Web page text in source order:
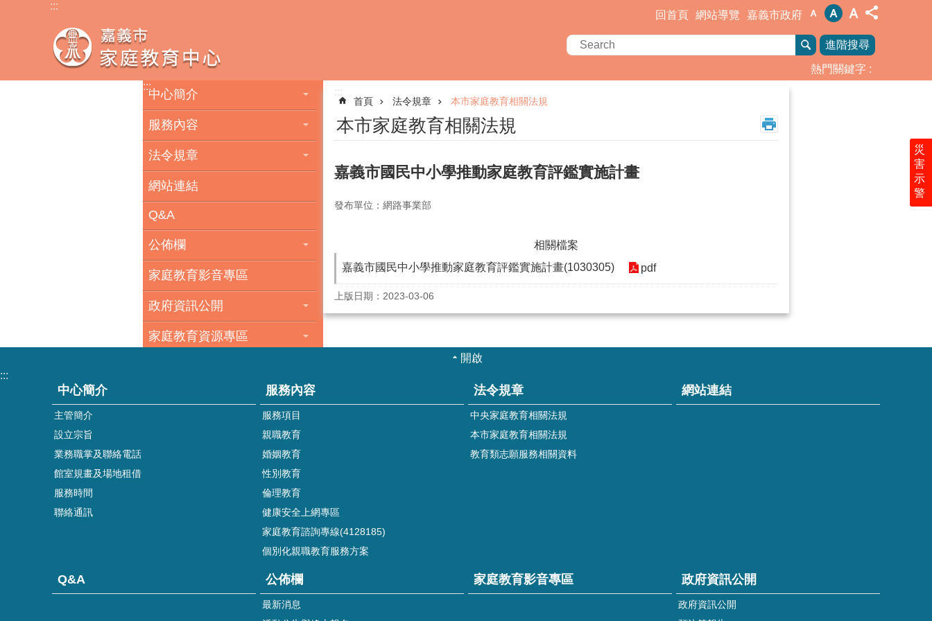
跳到主要內容區塊
:::
回首頁 網站導覽 嘉義市政府
進階搜尋
熱門關鍵字
災
害
示
警
:::
中心簡介
服務內容
法令規章
網站連結
Q&A
公佈欄
家庭教育影音專區
政府資訊公開
家庭教育資源專區
:::
首頁 法令規章 本市家庭教育相關法規
本市家庭教育相關法規
嘉義市國民中小學推動家庭教育評鑑實施計畫
發布單位：網路事業部
相關檔案
嘉義市國民中小學推動家庭教育評鑑實施計畫(1030305)
pdf
上版日期：2023-03-06
開啟
:::
中心簡介
主管簡介
設立宗旨
業務職掌及聯絡電話
館室規畫及場地租借
服務時間
聯絡通訊
服務內容
服務項目
親職教育
婚姻教育
性別教育
倫理教育
健康安全上網專區
家庭教育諮詢專線(4128185)
個別化親職教育服務方案
法令規章
中央家庭教育相關法規
本市家庭教育相關法規
教育類志願服務相關資料
網站連結
Q&A 公佈欄
最新消息
家庭教育影音專區 政府資訊公開
政府資訊公開